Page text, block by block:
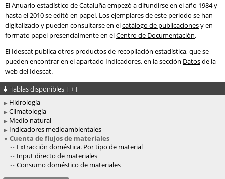
El Anuario estadístico de Cataluña empezó a difundirse en el año 1984 y
hasta el 2010 se editó en papel. Los ejemplares de este periodo se han
digitalizado y pueden consultarse en elcatálogo de publicacionesy en
formato papel presencialmente en elCentro de Documentación.
El Idescat publica otros productos de recopilación estadística, que se
pueden encontrar en el apartado Indicadores, en la sección Datosde la
web del Idescat.
Tablas disponibles [ + ]
Hidrología
Climatología
Medio natural
Indicadores medioambientales
Cuenta de flujos de materiales
Extracción doméstica. Por tipo de material
Input directo de materiales
Consumo doméstico de materiales